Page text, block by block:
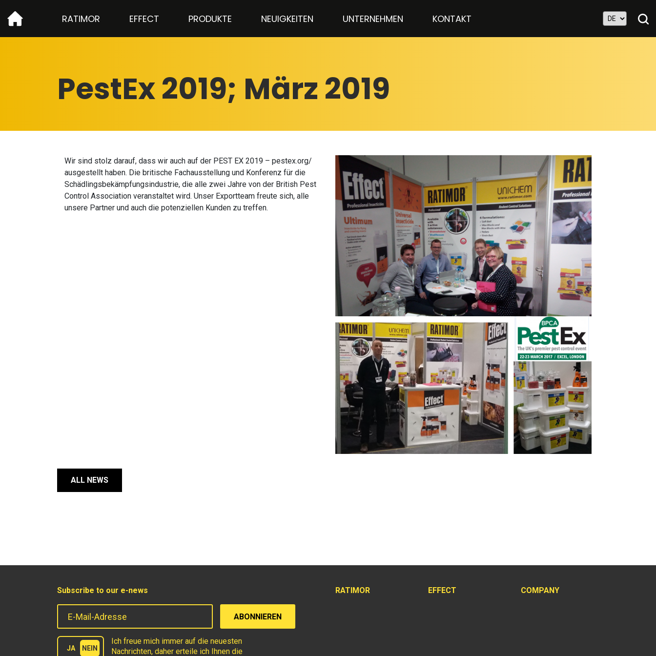
RATIMOR EFFECT PRODUKTE NEUIGKEITEN UNTERNEHMEN KONTAKT
PestEx 2019; März 2019
Wir sind stolz darauf, dass wir auch auf der PEST EX 2019 – pestex.org/
ausgestellt haben. Die britische Fachausstellung und Konferenz für die
Schädlingsbekämpfungsindustrie, die alle zwei Jahre von der British Pest
Control Association veranstaltet wird. Unser Exportteam freute sich, alle
unsere Partner und auch die potenziellen Kunden zu treffen.
ALL NEWS
Subscribe to our e-news
Terms
JA NEIN
Ich freue mich immer auf die neuesten
Nachrichten, daher erteile ich Ihnen die
RATIMOR EFFECT COMPANY